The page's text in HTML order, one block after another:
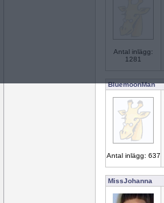
Antal inlägg:
1281
BluemoonMan
Antal inlägg: 637
MissJohanna